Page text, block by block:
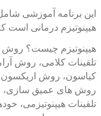
هیپنوتیزم درمانی
هیپنوتیزم چیست؟ روش
تلقینات کلامی، روش
کیاسون، روش اریکسون،
روش های عمیق سازی،
تلقينات هیپنوتیزمی،